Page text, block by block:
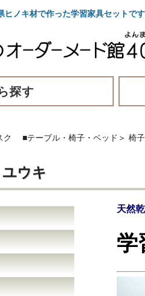
ノキ材で作った学習家具セットで
探す
ク ■テーブル・椅子・ベッド ＞ 椅子
ウキ
天然
学